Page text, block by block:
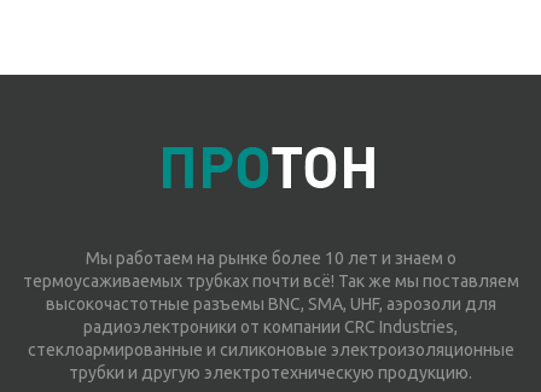
Мы работаем на рынке более 10 лет и знаем о
термоусаживаемых трубках почти всё! Так же мы поставляем
высокочастотные разъемы BNC, SMA, UHF, аэрозоли для
радиоэлектроники от компании CRC Industries,
стеклоармированные и силиконовые электроизоляционные
трубки и другую электротехническую продукцию.